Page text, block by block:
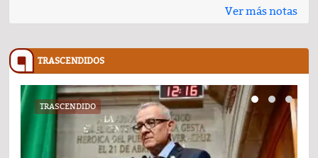
Ver más notas
TRASCENDIDOS
TRASCENDIDO